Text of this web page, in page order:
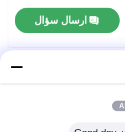
لمسی PLC
ارسال سؤال